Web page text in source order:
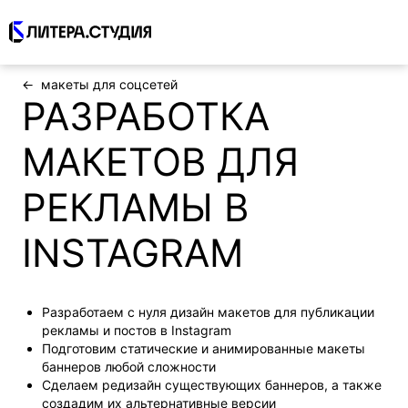
Полиграфия
Упаковка и этикетки
Логотип и фирменный стиль
Корпоративный брендинг, бизнес-
сувениры
Блог
Контакты
Статус заказа
макеты для соцсетей
РАЗРАБОТКА
МАКЕТОВ ДЛЯ
РЕКЛАМЫ В
INSTAGRAM
Разработаем с нуля дизайн макетов для публикации
рекламы и постов в Instagram
Подготовим статические и анимированные макеты
баннеров любой сложности
Сделаем редизайн существующих баннеров, а также
создадим их альтернативные версии